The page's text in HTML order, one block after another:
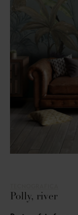
Polly, river